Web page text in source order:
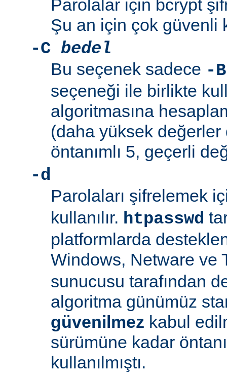
Parolalar için bcrypt
Şu an için çok güvenli
-C bedel
Bu seçenek sadece -B
seçeneği ile birlikte
algoritmasına
(daha yüksek
öntanımlı 5, geçerli
-d
Parolaları şifrelemek
kullanılır. htpasswd
platformlarda
Windows, Netware ve
sunucusu tarafından
algoritma günümüz
güvenilmez kabul
sürümüne kadar
kullanılmıştı.